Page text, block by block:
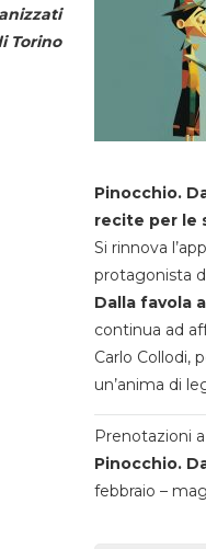
Torino
Pinocchio.
recite per le
Si rinnova
protagonista
Dalla favola
continua ad
Carlo Collodi,
un’anima di
Prenotazioni
Pinocchio.
febbraio –